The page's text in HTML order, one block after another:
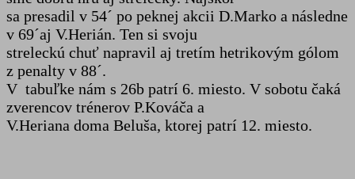
sa presadil v 54´ po peknej akcii D.Marko a následne
v 69´aj V.Herián. Ten si svoju
streleckú chuť napravil aj tretím hetrikovým gólom
z penalty v 88´.
V tabuľke nám s 26b patrí 6. miesto. V sobotu čaká
zverencov trénerov P.Kováča a
V.Heriana doma Beluša, ktorej patrí 12. miesto.